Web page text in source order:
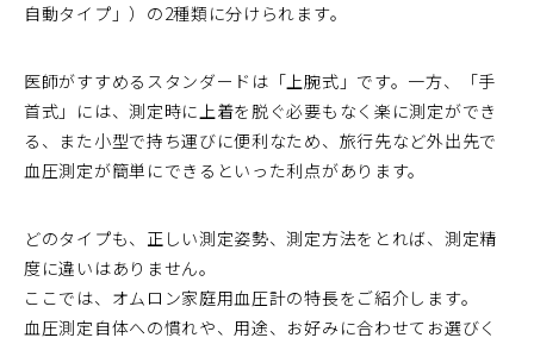
自動タイプ」）の2種類に分けられます。
医師がすすめるスタンダードは「上腕式」です。一方、「手
首式」には、測定時に上着を脱ぐ必要もなく楽に測定ができ
る、また小型で持ち運びに便利なため、旅行先など外出先で
血圧測定が簡単にできるといった利点があります。
どのタイプも、正しい測定姿勢、測定方法をとれば、測定精
度に違いはありません。
ここでは、オムロン家庭用血圧計の特長をご紹介します。
血圧測定自体への慣れや、用途、お好みに合わせてお選びく